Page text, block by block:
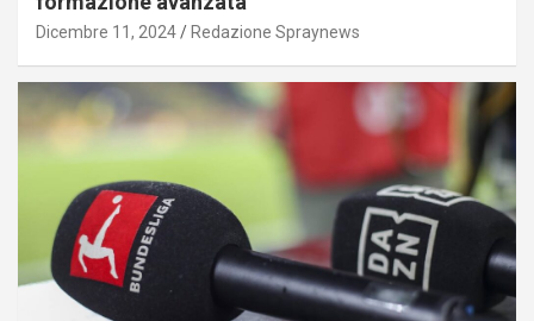
Dicembre 11, 2024 Redazione Spraynews